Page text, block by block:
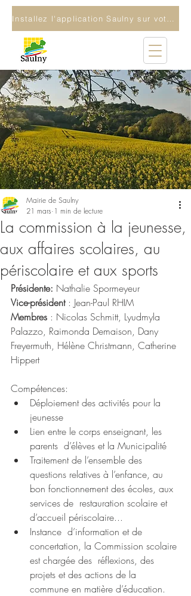
La commission à la jeunesse,
aux affaires scolaires, au
périscolaire et aux sports
Mairie de Saulny
21 mars 1 min de lecture
Présidente: Nathalie Spormeyeur
Vice-président : Jean-Paul RHIM
Membres : Nicolas Schmitt, Lyudmyla
Palazzo, Raimonda Demaison, Dany
Freyermuth, Hélène Christmann, Catherine
Hippert
Compétences:
Déploiement des activités pour la
jeunesse
Lien entre le corps enseignant, les
parents  d’élèves et la Municipalité
Traitement de l’ensemble des
questions relatives à l’enfance, au
bon fonctionnement des écoles, aux
services de  restauration scolaire et
d’accueil périscolaire...
Instance  d’information et de
concertation, la Commission scolaire
est chargée des  réflexions, des
projets et des actions de la
commune en matière d’éducation.